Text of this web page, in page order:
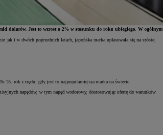
dolarów. Jest to wzrost o 2% w stosunku do roku ubiegłego. W ogólnym
i w dwóch poprzednich latach, japońska marka uplasowała się na szóstej
15. rok z rzędu, gdy jest to najpopularniejsza marka na świecie.
napędów, w tym napęd wodorowy, dostosowując ofertę do warunków